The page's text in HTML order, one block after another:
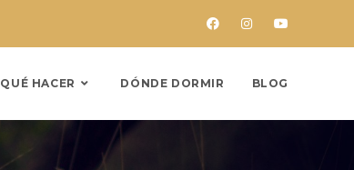
QUÉ HACER DÓNDE DORMIR BLOG